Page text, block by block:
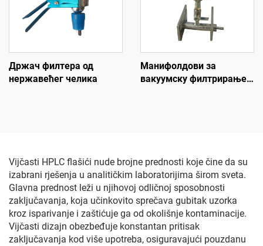
Држач филтера од
нержавећег челика
Манифолдови за
вакуумску филтрирање
Vijčasti HPLC flašići nude brojne prednosti koje čine da su
izabrani rješenja u analitičkim laboratorijima širom sveta.
Glavna prednost leži u njihovoj odličnoj sposobnosti
zaključavanja, koja učinkovito sprečava gubitak uzorka
kroz isparivanje i zaštićuje ga od okolišnje kontaminacije.
Vijčasti dizajn obezbeđuje konstantan pritisak
zaključavanja kod više upotreba, osiguravajući pouzdanu